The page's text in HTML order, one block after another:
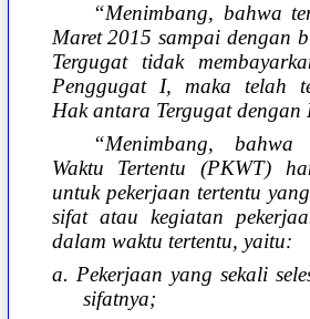
“Menimbang, bahwa
Maret 2015 sampai dengan
Tergugat tidak
Penggugat I, maka telah
Hak antara Tergugat dengan
“Menimbang,
Waktu Tertentu (PKWT)
untuk pekerjaan tertentu
sifat atau kegiatan
dalam waktu tertentu, yaitu:
a. Pekerjaan yang sekali
sifatnya;